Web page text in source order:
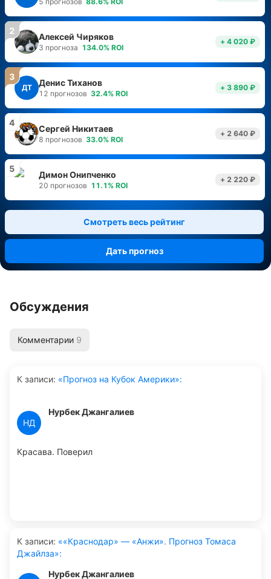
2
Алексей Чиряков
3 прогноза 134.0% ROI
+ 4 020 ₽
3
ДТ Денис Тиханов
12 прогнозов 32.4% ROI
+ 3 890 ₽
4
Сергей Никитаев
8 прогнозов 33.0% ROI
+ 2 640 ₽
5
Димон Онипченко
20 прогнозов 11.1 % ROI
+ 2 220 ₽
Смотреть весь рейтинг
Дать прогноз
Обсуждения
Комментарии 9
К записи: «Прогноз на Кубок Америки»:
НД
Нурбек Джангалиев
Красава. Поверил
К записи: ««Краснодар» — «Анжи». Прогноз Томаса
Джайлза»:
Нурбек Джангалиев